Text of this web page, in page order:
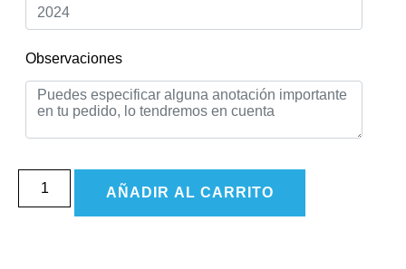
Observaciones
AÑADIR AL CARRITO